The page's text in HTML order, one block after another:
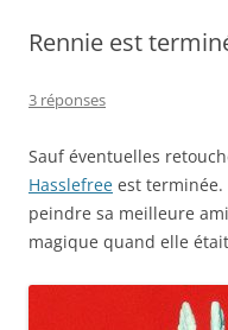
Rennie est
3 réponses
Sauf éventuelles
Hasslefree est terminée.
peindre sa meilleure
magique quand elle